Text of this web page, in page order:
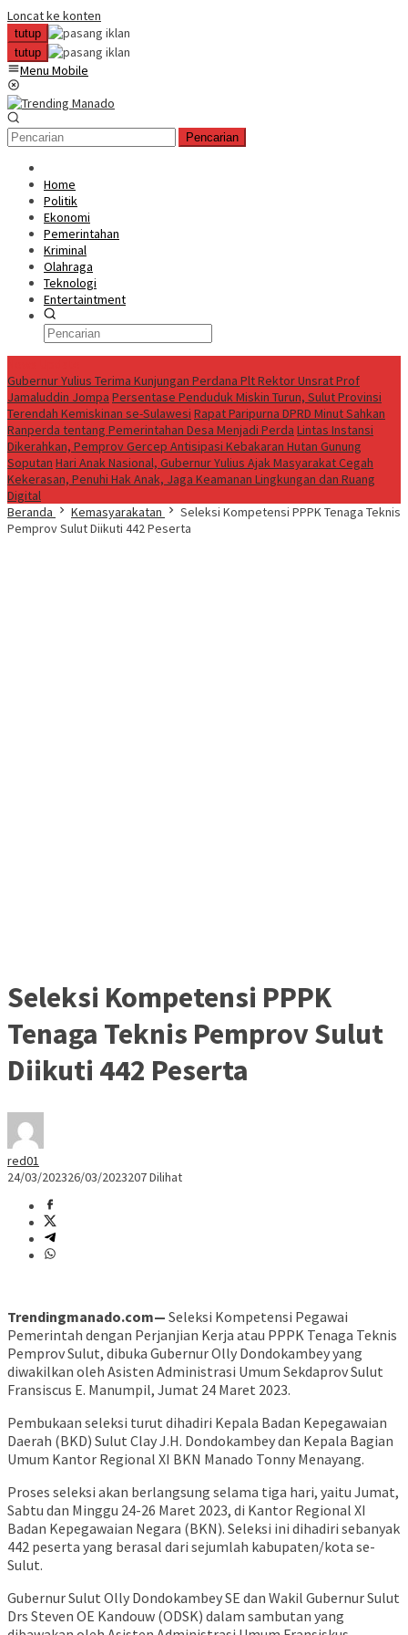
Loncat ke konten
tutup
tutup
Menu Mobile
Pencarian
Home
Politik
Ekonomi
Pemerintahan
Kriminal
Olahraga
Teknologi
Entertaintment
Gubernur Yulius Terima Kunjungan Perdana Plt Rektor Unsrat Prof
Jamaluddin Jompa Persentase Penduduk Miskin Turun, Sulut Provinsi
Terendah Kemiskinan se-Sulawesi Rapat Paripurna DPRD Minut Sahkan
Ranperda tentang Pemerintahan Desa Menjadi Perda Lintas Instansi
Dikerahkan, Pemprov Gercep Antisipasi Kebakaran Hutan Gunung
Soputan Hari Anak Nasional, Gubernur Yulius Ajak Masyarakat Cegah
Kekerasan, Penuhi Hak Anak, Jaga Keamanan Lingkungan dan Ruang
Digital
Beranda
Kemasyarakatan
Seleksi Kompetensi PPPK Tenaga Teknis
Pemprov Sulut Diikuti 442 Peserta
Seleksi Kompetensi PPPK
Tenaga Teknis Pemprov Sulut
Diikuti 442 Peserta
red01
24/03/202326/03/2023207 Dilihat
Trendingmanado.com— Seleksi Kompetensi Pegawai
Pemerintah dengan Perjanjian Kerja atau PPPK Tenaga Teknis
Pemprov Sulut, dibuka Gubernur Olly Dondokambey yang
diwakilkan oleh Asisten Administrasi Umum Sekdaprov Sulut
Fransiscus E. Manumpil, Jumat 24 Maret 2023.
Pembukaan seleksi turut dihadiri Kepala Badan Kepegawaian
Daerah (BKD) Sulut Clay J.H. Dondokambey dan Kepala Bagian
Umum Kantor Regional XI BKN Manado Tonny Menayang.
Proses seleksi akan berlangsung selama tiga hari, yaitu Jumat,
Sabtu dan Minggu 24-26 Maret 2023, di Kantor Regional XI
Badan Kepegawaian Negara (BKN). Seleksi ini dihadiri sebanyak
442 peserta yang berasal dari sejumlah kabupaten/kota se-
Sulut.
Gubernur Sulut Olly Dondokambey SE dan Wakil Gubernur Sulut
Drs Steven OE Kandouw (ODSK) dalam sambutan yang